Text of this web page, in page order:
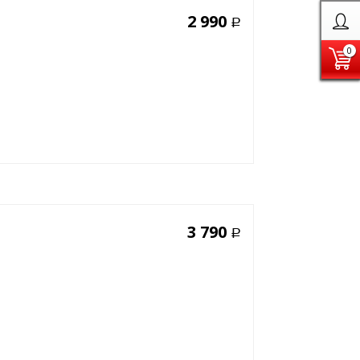
0
2 990 Р
3 790 Р